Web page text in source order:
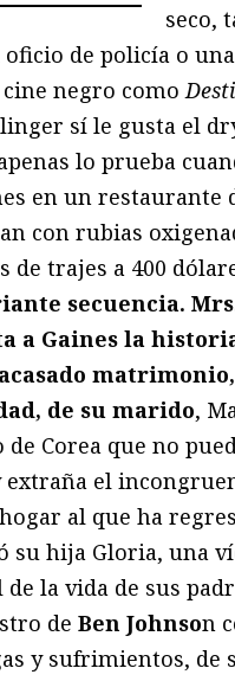
seco,
oficio de policía o
negro como
sí le gusta el
lo prueba
en un restaurante
con rubias
de trajes a 400
secuencia.
a Gaines la
de su marido,
de Corea que no
extraña el
al que ha
su hija Gloria, una
de la vida de sus
de Ben Johnson
y sufrimientos, de